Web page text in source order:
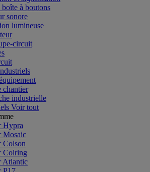
à boutons
sonore
lumineuse
circuit
chantier
industrielle
Voir tout
Hypra
Mosaic
Colson
Colring
Atlantic